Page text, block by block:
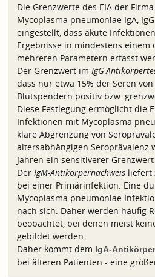
Die Grenzwerte des EIA der
Mycoplasma pneumoniae IgA,
eingestellt, dass akute
Ergebnisse in mindestens einem
mehreren Parametern erfasst
Der Grenzwert im IgG-
dass nur etwa 15% der Seren
Blutspendern positiv bzw.
Diese Festlegung ermöglicht die
Infektionen mit Mycoplasma
klare Abgrenzung von
altersabhängigen
Jahren ein sensitiverer
Der IgM-Antikörpernachweis liefert
bei einer Primärinfektion. Eine
Mycoplasma pneumoniae
nach sich. Daher werden häufig
beobachtet, bei denen meist
gebildet werden.
Daher kommt dem IgA-
bei älteren Patienten - eine